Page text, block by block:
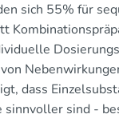
sich 55% für
dass
sind -